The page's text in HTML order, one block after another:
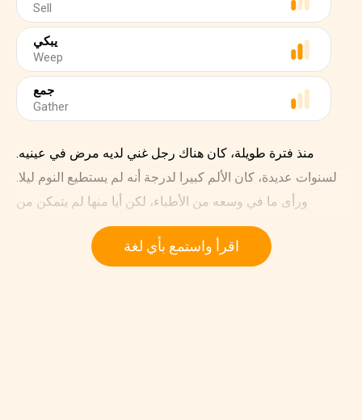
Sell
يبكي
Weep
جمع
Gather
منذ فترة طويلة، كان هناك رجل غني لديه مرض في عينيه.
لسنوات عديدة، كان الألم كبيرا لدرجة أنه لم يستطيع النوم ليلا.
ورأى ما في وسعه من الأطباء، لكن أيا منها لم يتمكن من
اقرأ واستمع بأي لغة